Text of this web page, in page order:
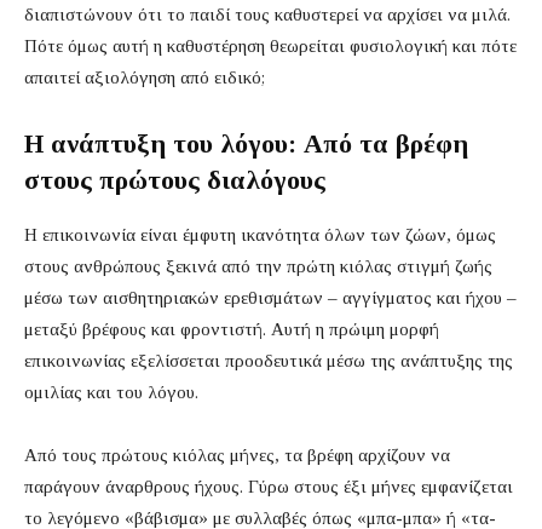
διαπιστώνουν ότι το παιδί τους καθυστερεί να αρχίσει να μιλά.
Πότε όμως αυτή η καθυστέρηση θεωρείται φυσιολογική και πότε
απαιτεί αξιολόγηση από ειδικό;
Η ανάπτυξη του λόγου: Από τα βρέφη
στους πρώτους διαλόγους
Η επικοινωνία είναι έμφυτη ικανότητα όλων των ζώων, όμως
στους ανθρώπους ξεκινά από την πρώτη κιόλας στιγμή ζωής
μέσω των αισθητηριακών ερεθισμάτων – αγγίγματος και ήχου –
μεταξύ βρέφους και φροντιστή. Αυτή η πρώιμη μορφή
επικοινωνίας εξελίσσεται προοδευτικά μέσω της ανάπτυξης της
ομιλίας και του λόγου.
Από τους πρώτους κιόλας μήνες, τα βρέφη αρχίζουν να
παράγουν άναρθρους ήχους. Γύρω στους έξι μήνες εμφανίζεται
το λεγόμενο «βάβισμα» με συλλαβές όπως «μπα-μπα» ή «τα-